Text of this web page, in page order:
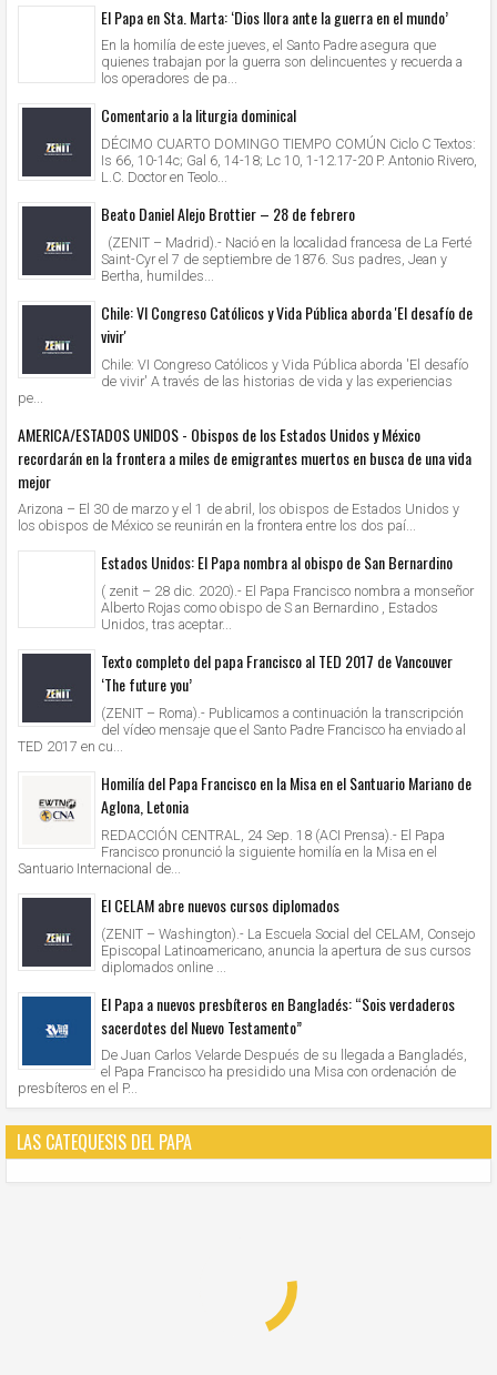
El Papa en Sta. Marta: ‘Dios llora ante la guerra en el mundo’
En la homilía de este jueves, el Santo Padre asegura que
quienes trabajan por la guerra son delincuentes y recuerda a
los operadores de pa...
Comentario a la liturgia dominical
DÉCIMO CUARTO DOMINGO TIEMPO COMÚN Ciclo C Textos:
Is 66, 10-14c; Gal 6, 14-18; Lc 10, 1-12.17-20 P. Antonio Rivero,
L.C. Doctor en Teolo...
Beato Daniel Alejo Brottier – 28 de febrero
(ZENIT – Madrid).- Nació en la localidad francesa de La Ferté
Saint-Cyr el 7 de septiembre de 1876. Sus padres, Jean y
Bertha, humildes...
Chile: VI Congreso Católicos y Vida Pública aborda 'El desafío de
vivir'
Chile: VI Congreso Católicos y Vida Pública aborda 'El desafío
de vivir' A través de las historias de vida y las experiencias
pe...
AMERICA/ESTADOS UNIDOS - Obispos de los Estados Unidos y México
recordarán en la frontera a miles de emigrantes muertos en busca de una vida
mejor
Arizona – El 30 de marzo y el 1 de abril, los obispos de Estados Unidos y
los obispos de México se reunirán en la frontera entre los dos paí...
Estados Unidos: El Papa nombra al obispo de San Bernardino
( zenit – 28 dic. 2020).- El Papa Francisco nombra a monseñor
Alberto Rojas como obispo de S an Bernardino , Estados
Unidos, tras aceptar...
Texto completo del papa Francisco al TED 2017 de Vancouver
‘The future you’
(ZENIT – Roma).- Publicamos a continuación la transcripción
del vídeo mensaje que el Santo Padre Francisco ha enviado al
TED 2017 en cu...
Homilía del Papa Francisco en la Misa en el Santuario Mariano de
Aglona, Letonia
REDACCIÓN CENTRAL, 24 Sep. 18 (ACI Prensa).- El Papa
Francisco pronunció la siguiente homilía en la Misa en el
Santuario Internacional de...
El CELAM abre nuevos cursos diplomados
(ZENIT – Washington).- La Escuela Social del CELAM, Consejo
Episcopal Latinoamericano, anuncia la apertura de sus cursos
diplomados online ...
El Papa a nuevos presbíteros en Bangladés: “Sois verdaderos
sacerdotes del Nuevo Testamento”
De Juan Carlos Velarde Después de su llegada a Bangladés,
el Papa Francisco ha presidido una Misa con ordenación de
presbíteros en el P...
LAS CATEQUESIS DEL PAPA